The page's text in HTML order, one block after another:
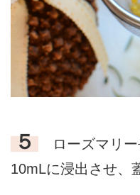
５
ローズマリー
10mLに浸出させ、